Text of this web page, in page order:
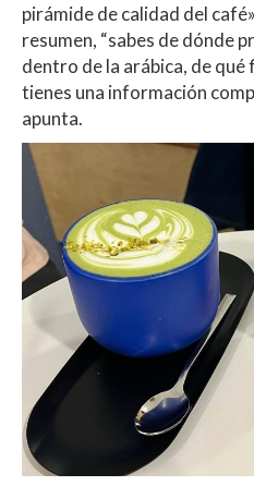
pirámide de calidad del
resumen, “sabes de dónde
dentro de la arábica, de
tienes una información
apunta.